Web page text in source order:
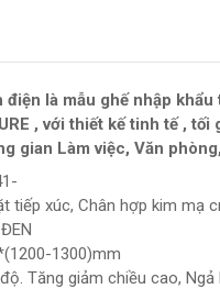
điện là mẫu ghế nhập khẩu
, với thiết kế tinh tế , tối
gian Làm việc, Văn
tiếp xúc, Chân hợp kim mạ
1300)mm
Tăng giảm chiều cao,